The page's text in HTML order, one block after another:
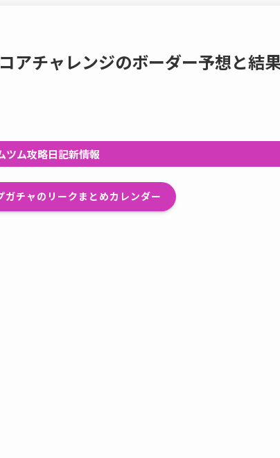
アチャレンジのボーダー予想と結
ツム攻略日記新情報
チャのリークまとめカレンダー